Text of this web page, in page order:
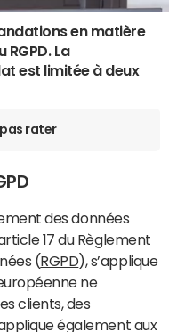
en matière
La
est limitée à deux
pas rater
des données
17 du Règlement
(RGPD), s’applique
ne
clients, des
également aux